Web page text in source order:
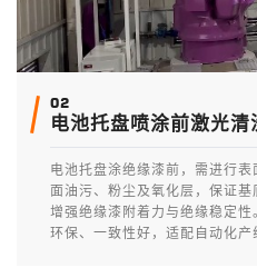
02
电池托盘喷涂前激光清
电池托盘涂绝缘漆前，需进行
面油污、粉尘及氧化层，保证基
增强绝缘漆附着力与绝缘稳定
环保、一致性好，适配自动化产